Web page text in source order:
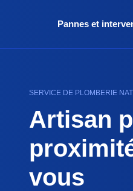
Pannes et
SERVICE DE PLOMBERIE
Artisan
vous